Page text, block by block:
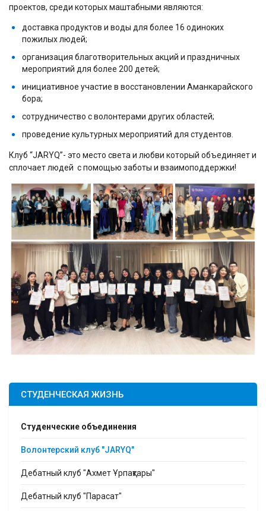
проектов, среди которых маштабными являются:
доставка продуктов и воды для более 16 одиноких
пожилых людей;
⁠организация благотворительных акций и праздничных
мероприятий для более 200 детей;
⁠инициативное участие в восстановлении Аманкарайского
бора;
сотрудничество с волонтерами других областей;
⁠проведение культурных мероприятий для студентов.
Клуб “JARYQ”- это место света и любви который объединяет и
сплочает людей с помощью заботы и взаимоподдержки!
СТУДЕНЧЕСКАЯ ЖИЗНЬ
Студенческие объединения
Волонтерский клуб "JARYQ"
Дебатный клуб "Ахмет Ұрпақтары"
Дебатный клуб "Парасат"